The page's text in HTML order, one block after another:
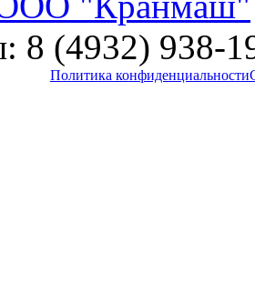
: 8 (4932) 938-
Политика конфиденциальности